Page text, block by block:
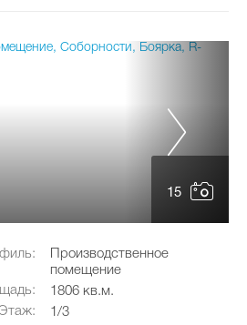
15
Производственное
помещение
1806 кв.м.
1/3